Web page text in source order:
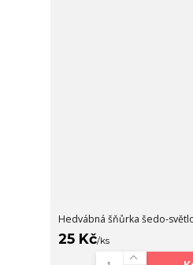
Hedvábná šňůrka šedo-
25 Kč/ks